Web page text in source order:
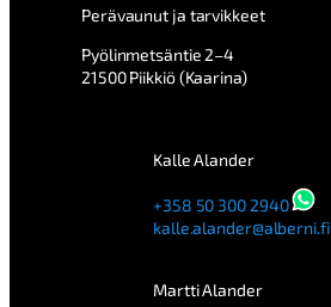
Perävaunut ja tarvikkeet
Pyölinmetsäntie 2–4
21500 Piikkiö (Kaarina)
Kalle Alander
+358 50 300 2940
kalle.alander@alberni.fi
Martti Alander